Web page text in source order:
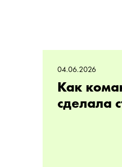
04.06.2026
Как
сделала